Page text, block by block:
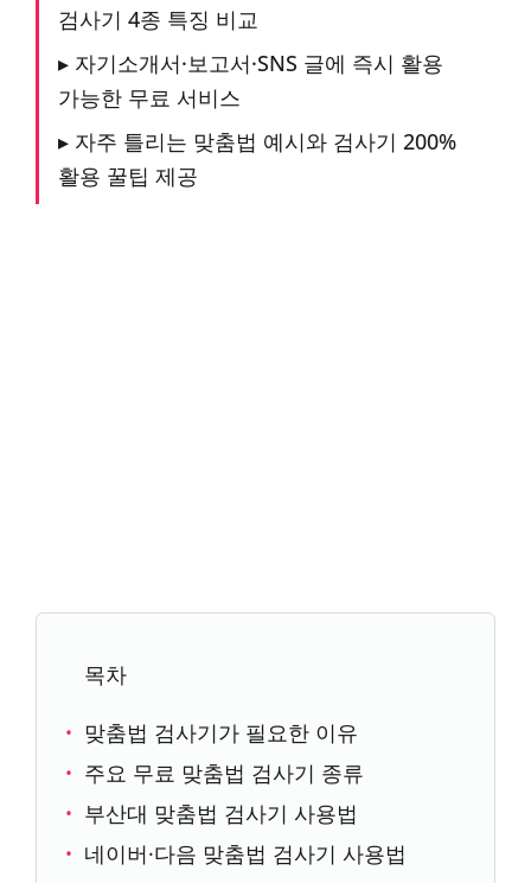
검사기 4종 특징 비교
▸ 자기소개서·보고서·SNS 글에 즉시 활용
가능한 무료 서비스
▸ 자주 틀리는 맞춤법 예시와 검사기 200%
활용 꿀팁 제공
목차
맞춤법 검사기가 필요한 이유
주요 무료 맞춤법 검사기 종류
부산대 맞춤법 검사기 사용법
네이버·다음 맞춤법 검사기 사용법